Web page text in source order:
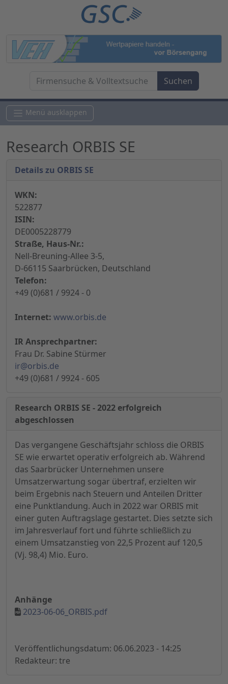
Menü ausklappen
Research ORBIS SE
Details zu ORBIS SE
WKN:
522877
ISIN:
DE0005228779
Straße, Haus-Nr.:
Nell-Breuning-Allee 3-5,
D-66115 Saarbrücken, Deutschland
Telefon:
+49 (0)681 / 9924 - 0
Internet: www.orbis.de
IR Ansprechpartner:
Frau Dr. Sabine Stürmer
ir@orbis.de
+49 (0)681 / 9924 - 605
Research ORBIS SE - 2022 erfolgreich
abgeschlossen
Das vergangene Geschäftsjahr schloss die ORBIS
SE wie erwartet operativ erfolgreich ab. Während
das Saarbrücker Unternehmen unsere
Umsatzerwartung sogar übertraf, erzielten wir
beim Ergebnis nach Steuern und Anteilen Dritter
eine Punktlandung. Auch in 2022 war ORBIS mit
einer guten Auftragslage gestartet. Dies setzte sich
im Jahresverlauf fort und führte schließlich zu
einem Umsatzanstieg von 22,5 Prozent auf 120,5
(Vj. 98,4) Mio. Euro.
Anhänge
2023-06-06_ORBIS.pdf
Veröffentlichungsdatum: 06.06.2023 - 14:25
Redakteur: tre